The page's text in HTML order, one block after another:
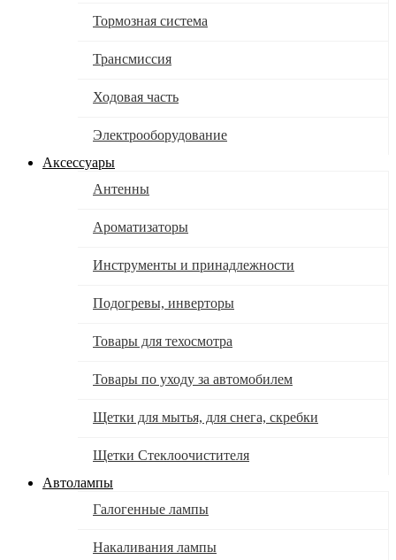
Тормозная система
Трансмиссия
Ходовая часть
Электрооборудование
Аксессуары
Антенны
Ароматизаторы
Инструменты и принадлежности
Подогревы, инверторы
Товары для техосмотра
Товары по уходу за автомобилем
Щетки для мытья, для снега, скребки
Щетки Стеклоочистителя
Автолампы
Галогенные лампы
Накаливания лампы